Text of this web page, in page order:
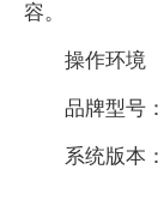
容。
操作环境
品牌型号
系统版本